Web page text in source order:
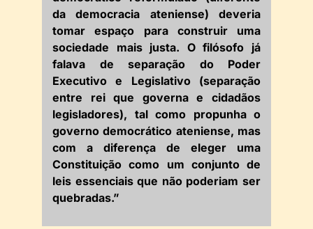
da democracia ateniense) deveria
tomar espaço para construir uma
sociedade mais justa. O filósofo já
falava de separação do Poder
Executivo e Legislativo (separação
entre rei que governa e cidadãos
legisladores), tal como propunha o
governo democrático ateniense, mas
com a diferença de eleger uma
Constituição como um conjunto de
leis essenciais que não poderiam ser
quebradas.”